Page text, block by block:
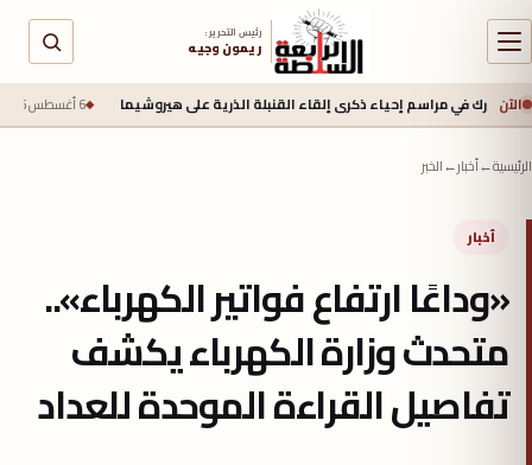
رئيس التحرير :
ريمون وجيه
الآنفي مراسم إحياء ذكرى إلقاء القنبلة الذرية على هيروشيما 6 أغسطس 2026 - 6:50 ص
الرئيسية←أخبار←الخبر
أخبار
«وداعًا ارتفاع فواتير الكهرباء»..
متحدث وزارة الكهرباء يكشف
تفاصيل القراءة الموحدة للعداد